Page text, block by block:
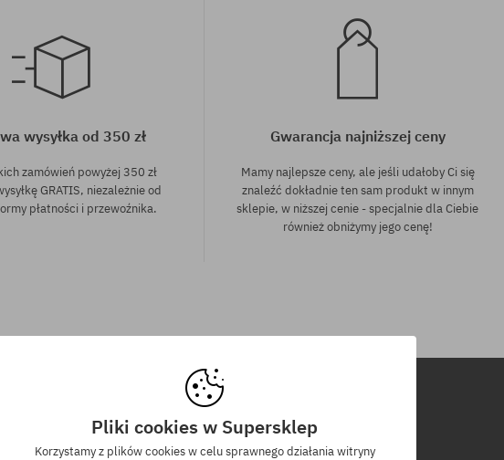
wysyłka od 350 zł
zamówień powyżej 350 zł
GRATIS, niezależnie od
płatności i przewoźnika.
Gwarancja najniższej ceny
Mamy najlepsze ceny, ale jeśli udałoby Ci się
znaleźć dokładnie ten sam produkt w innym
sklepie, w niższej cenie - specjalnie dla Ciebie
również obniżymy jego cenę!
Newsletter
Pliki cookies w Supersklep
Korzystamy z plików cookies w celu sprawnego działania witryny